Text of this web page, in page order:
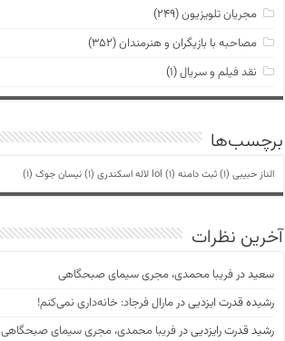
مجریان تلویزیون(۲۴۹)
مصاحبه با بازیگران و هنرمندان(۳۵۲)
نقد فیلم و سریال(۱)
برچسب‌ها
الناز حبیبی (1) ثبت دامنه lol (1) لاله اسکندری (1) نیسان جوک (1)
آخرین نظرات
سعیددرفریبا محمدی، مجری سیمای صبحگاهی
رشیده قدرت ایزدییدرمارال فرجاد: خانه‌داری نمی‌کنم!
رشید قدرت رایزدییدرفریبا محمدی، مجری سیمای صبحگاهی